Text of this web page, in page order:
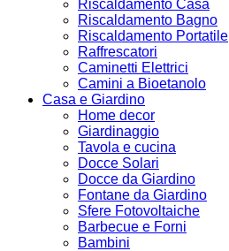
Riscaldamento Casa
Riscaldamento Bagno
Riscaldamento Portatile
Raffrescatori
Caminetti Elettrici
Camini a Bioetanolo
Casa e Giardino
Home decor
Giardinaggio
Tavola e cucina
Docce Solari
Docce da Giardino
Fontane da Giardino
Sfere Fotovoltaiche
Barbecue e Forni
Bambini